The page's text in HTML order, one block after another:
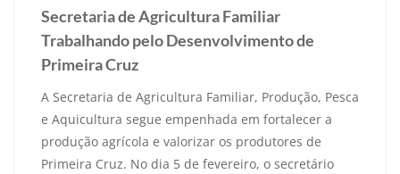
Secretaria de Agricultura Familiar
Trabalhando pelo Desenvolvimento de
Primeira Cruz
A Secretaria de Agricultura Familiar, Produção, Pesca
e Aquicultura segue empenhada em fortalecer a
produção agrícola e valorizar os produtores de
Primeira Cruz. No dia 5 de fevereiro, o secretário